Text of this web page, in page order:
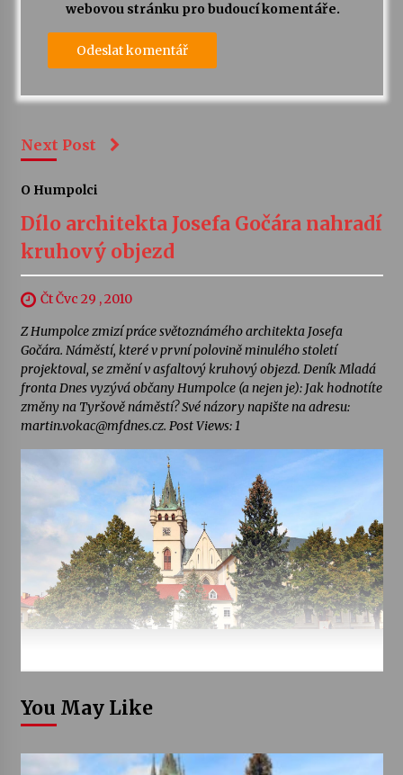
webovou stránku pro budoucí komentáře.
Next Post
O Humpolci
Dílo architekta Josefa Gočára nahradí
kruhový objezd
Čt Čvc 29 , 2010
Z Humpolce zmizí práce světoznámého architekta Josefa
Gočára. Náměstí, které v první polovině minulého století
projektoval, se změní v asfaltový kruhový objezd. Deník Mladá
fronta Dnes vyzývá občany Humpolce (a nejen je): Jak hodnotíte
změny na Tyršově náměstí? Své názory napište na adresu:
martin.vokac@mfdnes.cz. Post Views: 1
You May Like